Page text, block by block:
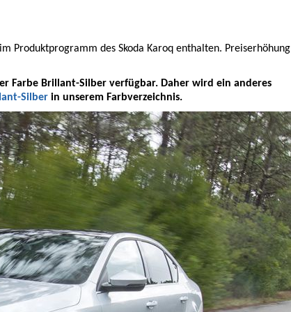
Produktprogramm des Skoda Karoq enthalten. Preiserhöhung
Farbe Brillant-Silber verfügbar. Daher wird ein anderes
Silber in unserem Farbverzeichnis.